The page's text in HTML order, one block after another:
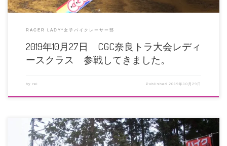
RACER LADY*女子バイクレーサー部
2019年10月27日 CGC奈良トラ大会レディ
ースクラス 参戦してきました。
by rei Published2019年10月29日